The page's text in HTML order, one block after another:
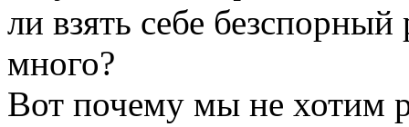
ли взять себе
много?
Вот почему мы не хотим